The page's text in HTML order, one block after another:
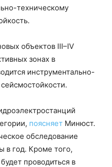
техническому
объектов III–IV
зонах в
инструментально-
поясняет Минюст.
обследование
в год. Кроме того,
проводиться в